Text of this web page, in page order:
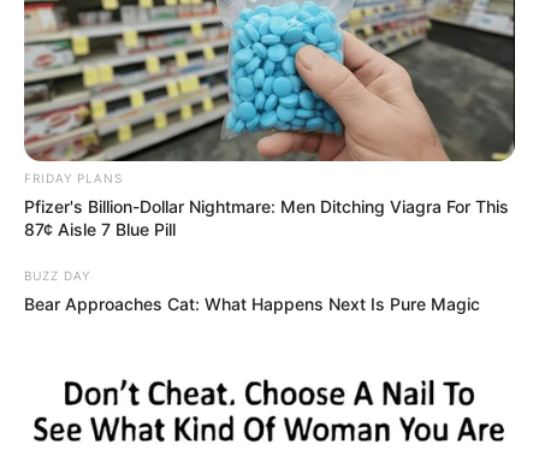
FRIDAY PLANS
Pfizer's Billion-Dollar Nightmare: Men Ditching Viagra For This
87¢ Aisle 7 Blue Pill
BUZZ DAY
Bear Approaches Cat: What Happens Next Is Pure Magic